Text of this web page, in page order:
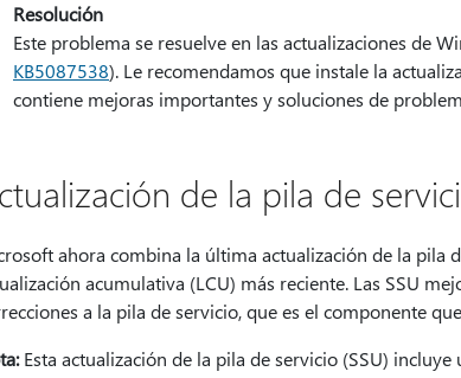
Resolución
Este problema se resuelve en las actualizaciones de
KB5087538). Le recomendamos que instale la
contiene mejoras importantes y soluciones de
de la pila de
ahora combina la última actualización de la pila
acumulativa (LCU) más reciente. Las SSU
a la pila de servicio, que es el componente
Esta actualización de la pila de servicio (SSU)